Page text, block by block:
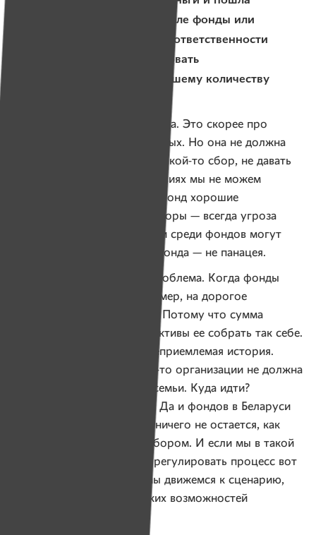
по своим делам. В этом смысле фонды или
организации снимают часть ответственности
и дают возможность участвовать
в благотворительности большему количеству
— Здесь я абсолютно согласна. Это скорее про
верефикацию, проверку данных. Но она не должна
быть цензором и зарубать какой-то сбор, не давать
ему прорасти. В наших условиях мы не можем
говорить, что сборы через фонд хорошие
и правильные, а адресные сборы — всегда угроза
мошенничества. Во-первых, и среди фондов могут
быть мошенники. Наличие фонда — не панацея.
А во-вторых, есть другая проблема. Когда фонды
не берутся за сборы, например, на дорогое
оборудование или лечение. Потому что сумма
слишком большая и перспективы ее собрать так себе.
Для меня это странная и неприемлемая история.
Нехватка ресурсов у какой-то организации не должна
быть причиной страдания семьи. Куда идти?
Их ни один фонд не берет. Да и фондов в Беларуси
практически нет. И людям ничего не остается, как
думать над собственным сбором. И если мы в такой
ситуации еще думаем, как регулировать процесс вот
этих частных сборов, то мы движемся к сценарию,
что у людей вообще никаких возможностей